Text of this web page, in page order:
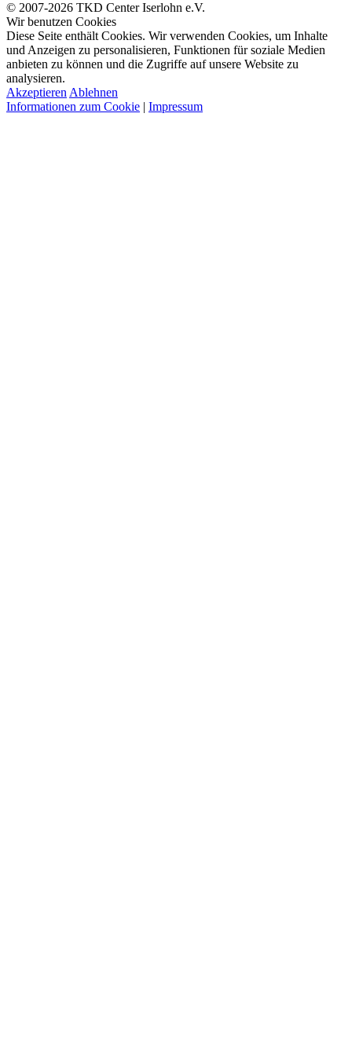
© 2007-2026 TKD Center Iserlohn e.V.
Wir benutzen Cookies
Diese Seite enthält Cookies. Wir verwenden Cookies, um Inhalte
und Anzeigen zu personalisieren, Funktionen für soziale Medien
anbieten zu können und die Zugriffe auf unsere Website zu
analysieren.
Akzeptieren Ablehnen
Informationen zum Cookie | Impressum